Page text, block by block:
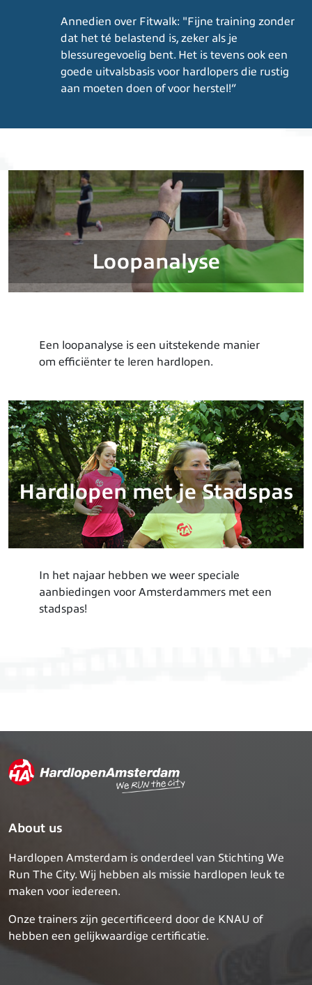
Annedien over Fitwalk: "Fijne training zonder
dat het té belastend is, zeker als je
blessuregevoelig bent. Het is tevens ook een
goede uitvalsbasis voor hardlopers die rustig
aan moeten doen of voor herstel!”
Loopanalyse
Een loopanalyse is een uitstekende manier
om efficiënter te leren hardlopen.
Hardlopen met je Stadspas
In het najaar hebben we weer speciale
aanbiedingen voor Amsterdammers met een
stadspas!
About us
Hardlopen Amsterdam is onderdeel van Stichting We
Run The City. Wij hebben als missie hardlopen leuk te
maken voor iedereen.
Onze trainers zijn gecertificeerd door de KNAU of
hebben een gelijkwaardige certificatie.